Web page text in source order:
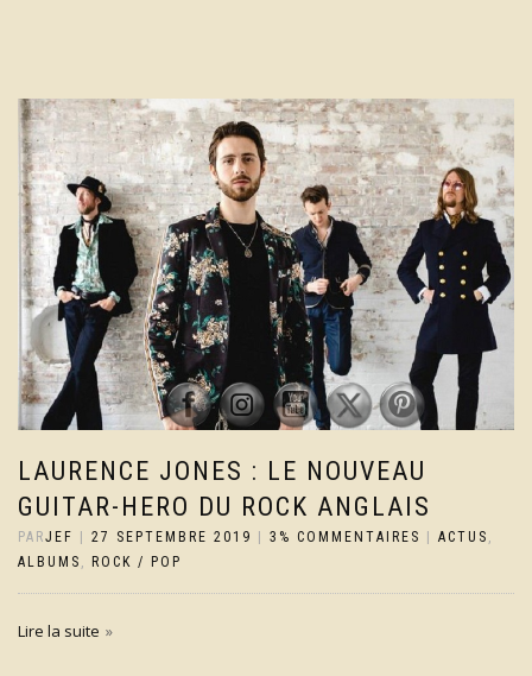
LAURENCE JONES : LE NOUVEAU
GUITAR-HERO DU ROCK ANGLAIS
PARJEF | 27 SEPTEMBRE 2019 | 3% COMMENTAIRES | ACTUS
ALBUMS
ROCK / POP
Lire la suite